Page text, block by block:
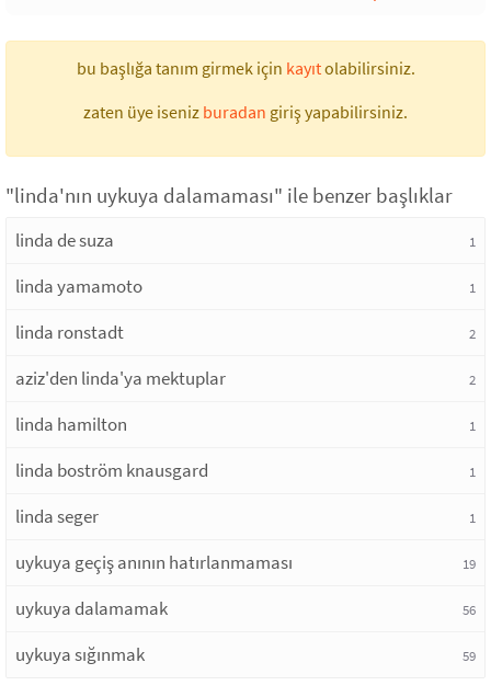
bu başlığa tanım girmek için kayıtolabilirsiniz.
zaten üye iseniz buradan giriş yapabilirsiniz.
"linda'nın uykuya dalamaması" ile benzer başlıklar
linda de suza 1
linda yamamoto 1
linda ronstadt 2
aziz'den linda'ya mektuplar 2
linda hamilton 1
linda boström knausgard 1
linda seger 1
uykuya geçiş anının hatırlanmaması 19
uykuya dalamamak 56
uykuya sığınmak 59